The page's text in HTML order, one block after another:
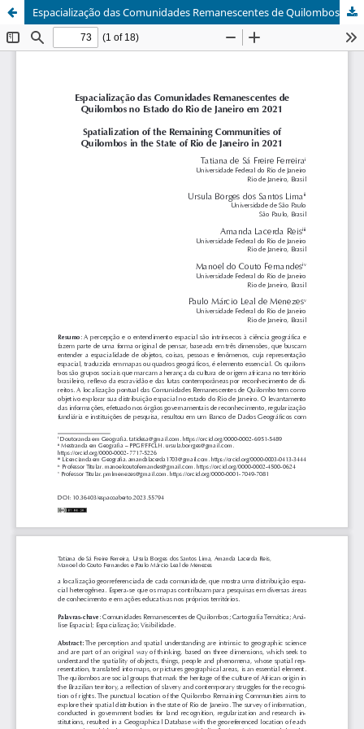
Espacialização das Comunidades Remanescentes de Quilombos no Estado do Rio de Janeiro em 2021